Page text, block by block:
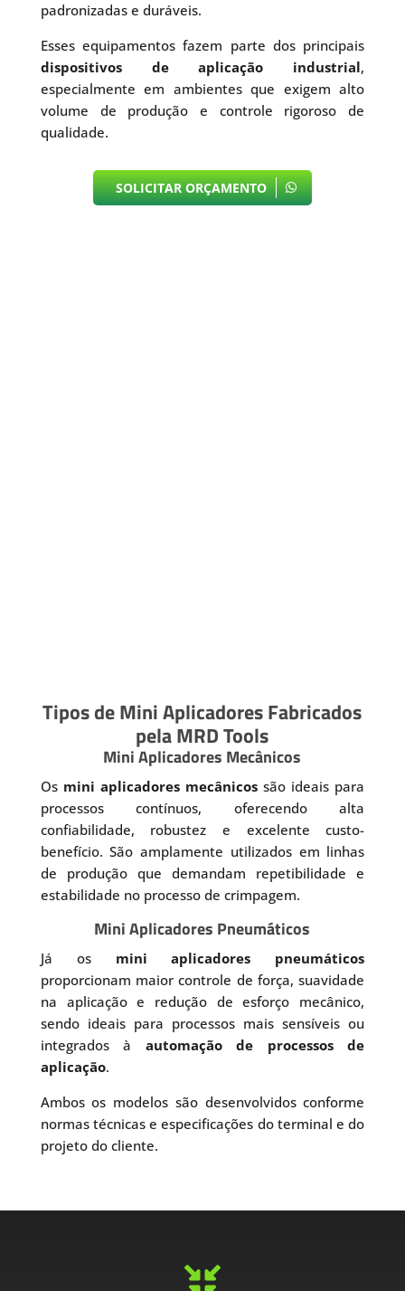
padronizadas e duráveis.
Esses equipamentos fazem parte dos principais
dispositivos de aplicação industrial,
especialmente em ambientes que exigem alto
volume de produção e controle rigoroso de
qualidade.
SOLICITAR ORÇAMENTO
Tipos de Mini Aplicadores Fabricados
pela MRD Tools
Mini Aplicadores Mecânicos
Os mini aplicadores mecânicos são ideais para
processos contínuos, oferecendo alta
confiabilidade, robustez e excelente custo-
benefício. São amplamente utilizados em linhas
de produção que demandam repetibilidade e
estabilidade no processo de crimpagem.
Mini Aplicadores Pneumáticos
Já os mini aplicadores pneumáticos
proporcionam maior controle de força, suavidade
na aplicação e redução de esforço mecânico,
sendo ideais para processos mais sensíveis ou
integrados à automação de processos de
aplicação.
Ambos os modelos são desenvolvidos conforme
normas técnicas e especificações do terminal e do
projeto do cliente.
